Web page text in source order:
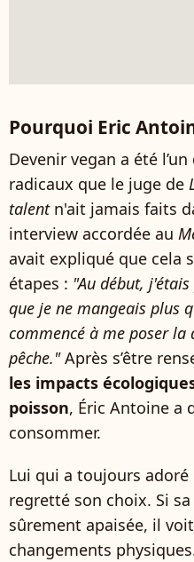
Pourquoi Eric
Devenir vegan a été
radicaux que le juge de
talent n'ait jamais faits
interview accordée au
avait expliqué que cela
étapes : "Au début,
que je ne mangeais plus
commencé à me poser
pêche."Après s’être
les impacts
poisson, Éric Antoine a
consommer.
Lui qui a toujours adoré
regretté son choix. Si
sûrement apaisée, il
changements